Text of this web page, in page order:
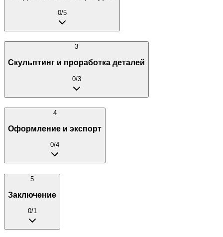
0/5
3
Скульптинг и проработка деталей
0/3
4
Оформление и экспорт
0/4
5
Заключение
0/1